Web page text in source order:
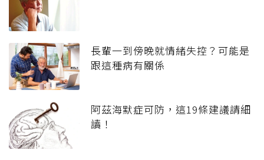
長輩一到傍晚就情緒失控？可能是
跟這種病有關係
阿茲海默症可防，這19條建議請細
讀！